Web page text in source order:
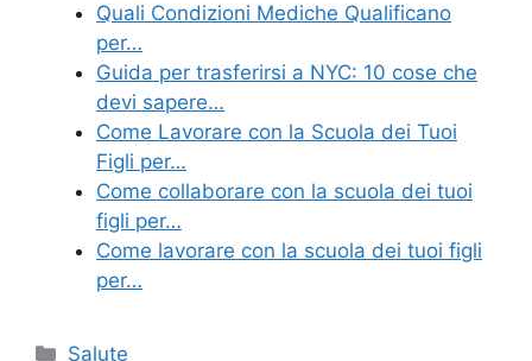
Quali Condizioni Mediche Qualificano
per…
Guida per trasferirsi a NYC: 10 cose che
devi sapere…
Come Lavorare con la Scuola dei Tuoi
Figli per…
Come collaborare con la scuola dei tuoi
figli per…
Come lavorare con la scuola dei tuoi figli
per…
Categories
Salute